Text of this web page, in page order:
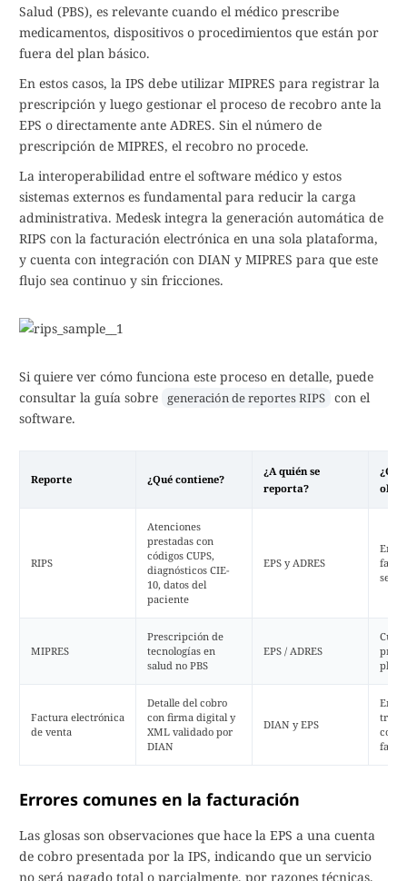
Salud (PBS), es relevante cuando el médico prescribe
medicamentos, dispositivos o procedimientos que están por
fuera del plan básico.
En estos casos, la IPS debe utilizar MIPRES para registrar la
prescripción y luego gestionar el proceso de recobro ante la
EPS o directamente ante ADRES. Sin el número de
prescripción de MIPRES, el recobro no procede.
La interoperabilidad entre el software médico y estos
sistemas externos es fundamental para reducir la carga
administrativa. Medesk integra la generación automática de
RIPS con la facturación electrónica en una sola plataforma,
y cuenta con integración con DIAN y MIPRES para que este
flujo sea continuo y sin fricciones.
Si quiere ver cómo funciona este proceso en detalle, puede
consultar la guía sobre
generación de reportes RIPS con el
software.
Reporte ¿Qué contiene?
¿A quién se
reporta?
RIPS
Atenciones
prestadas con
códigos CUPS,
diagnósticos CIE-
10, datos del
paciente
EPS y ADRES
En
MIPRES
Prescripción de
tecnologías en
salud no PBS
EPS / ADRES
plan
Factura electrónica
de venta
Detalle del cobro
con firma digital y
XML validado por
DIAN
DIAN y EPS
En
Errores comunes en la facturación
Las glosas son observaciones que hace la EPS a una cuenta
de cobro presentada por la IPS, indicando que un servicio
no será pagado total o parcialmente, por razones técnicas,